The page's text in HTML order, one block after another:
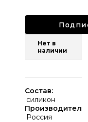
Нет в
наличии
Состав:
силикон
Производитель:
Россия